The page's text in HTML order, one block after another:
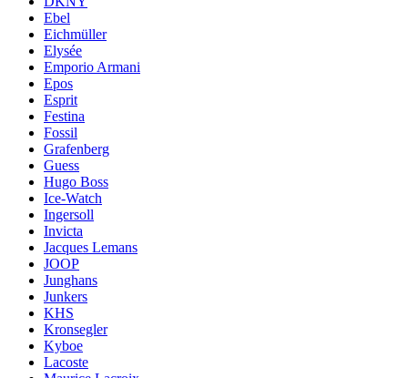
Ebel
Eichmüller
Elysée
Emporio Armani
Epos
Esprit
Festina
Fossil
Grafenberg
Guess
Hugo Boss
Ice-Watch
Ingersoll
Invicta
Jacques Lemans
JOOP
Junghans
Junkers
KHS
Kronsegler
Kyboe
Lacoste